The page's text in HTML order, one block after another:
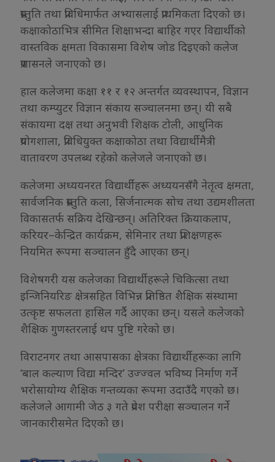
प्रस्तुति तथा प्रविधिमार्फत अभ्यासलाई प्राथमिकता दिएको छ।
कक्षाकोठाभित्र सीमित शिक्षाभन्दा बाहिर गएर विद्यार्थीको
वास्तविक क्षमता विकासमा विशेष जोड दिइएको कलेज
प्रशासनले जनाएको छ।
हाल कलेजमा कक्षा ११ र १२ अन्तर्गत व्यवस्थापन, विज्ञान
तथा कम्प्युटर विज्ञान संकाय सञ्चालनमा छन्। यी सबै
संकायमा दक्ष तथा अनुभवी शिक्षक टोली, आधुनिक
प्रयोगशाला, प्रविधियुक्त कक्षाकोठा तथा विद्यार्थीमैत्री
वातावरण उपलब्ध रहेको कलेजले जनाएको छ।
कलेजमा अध्ययनरत विद्यार्थीहरू अध्ययनसँगै नेतृत्व क्षमता,
सार्वजनिक प्रस्तुति कला, सिर्जनात्मक सोच तथा उद्यमशीलता
विकासतर्फ सक्रिय देखिन्छन्। अतिरिक्त क्रियाकलाप,
करियर–केन्द्रित कार्यक्रम, सेमिनार तथा प्रशिक्षणहरू
नियमित रूपमा सञ्चालन हुँदै आएका छन्।
विशेषगरी यस कलेजका विद्यार्थीहरूले चिकित्सा तथा
इन्जिनियरिङ क्षेत्रसहित विभिन्न प्रतिष्ठित शैक्षिक संस्थामा
उत्कृष्ट सफलता हासिल गर्दै आएका छन्। यसले कलेजको
शैक्षिक गुणस्तरलाई थप पुष्टि गरेको छ।
विराटनगर तथा आसपासका क्षेत्रका विद्यार्थीहरूका लागि
‘बाल कल्याण विद्या मन्दिर’ उज्ज्वल भविष्य निर्माण गर्ने
भरोसायोग्य शैक्षिक गन्तव्यका रूपमा उदाउँदै गएको छ।
कलेजले आगामी जेठ ३ गते प्रवेश परीक्षा सञ्चालन गर्ने
जानकारीसमेत दिएको छ।